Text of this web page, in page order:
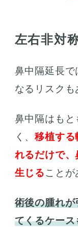
左右非対
鼻中隔延長で
なるリスクも
鼻中隔はもと
く、移植する
れるだけで
生じることが
術後の腫れ
てくるケース